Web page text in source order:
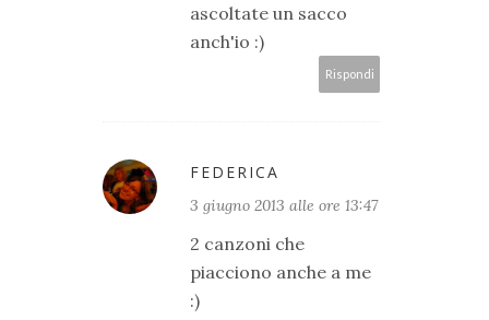
ascoltate un sacco
anch'io :)
Rispondi
FEDERICA
3 giugno 2013 alle ore 13:47
2 canzoni che
piacciono anche a me
:)